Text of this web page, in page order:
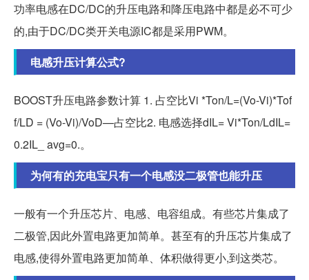
功率电感在DC/DC的升压电路和降压电路中都是必不可少
的,由于DC/DC类开关电源IC都是采用PWM。
电感升压计算公式?
BOOST升压电路参数计算 1. 占空比Vi *Ton/L=(Vo-Vi)*Tof
f/LD = (Vo-Vi)/VoD—占空比2. 电感选择dIL= Vi*Ton/LdIL=
0.2IL_ avg=0.。
为何有的充电宝只有一个电感没二极管也能升压
一般有一个升压芯片、电感、电容组成。有些芯片集成了
二极管,因此外置电路更加简单。甚至有的升压芯片集成了
电感,使得外置电路更加简单、体积做得更小,到这类芯。